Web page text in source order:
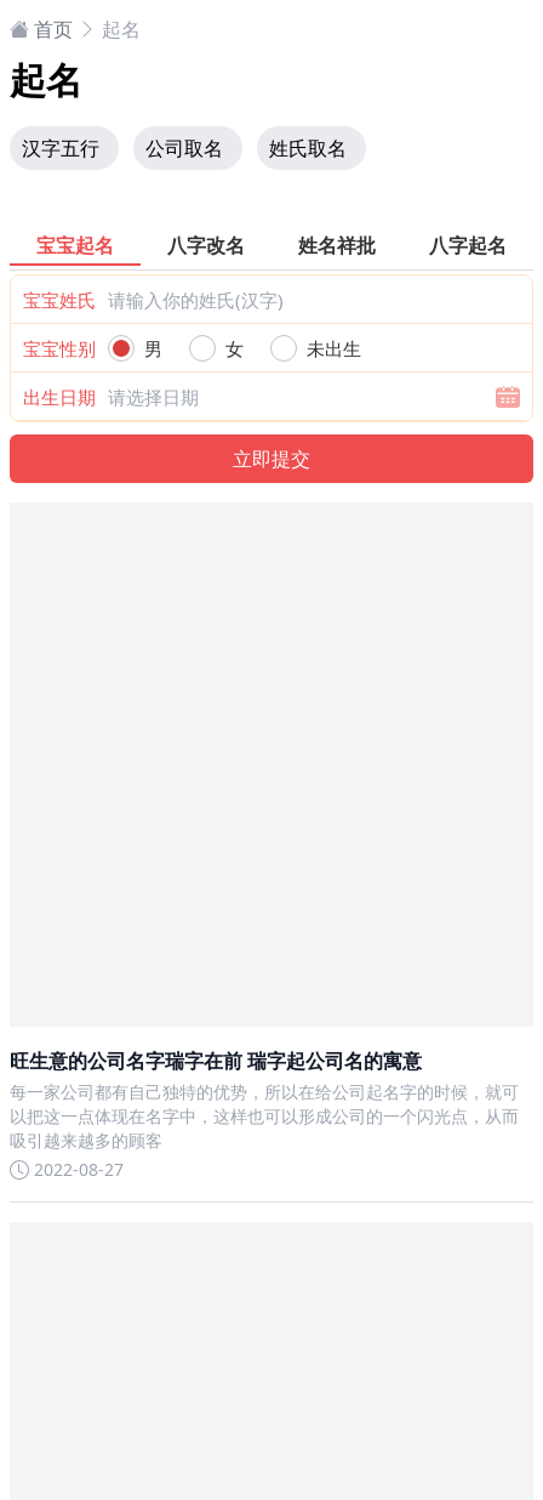
首页 起名
起名
汉字五行 公司取名 姓氏取名
宝宝起名 八字改名 姓名祥批 八字起名
宝宝姓氏
宝宝性别
男 女
未出生
出生日期
旺生意的公司名字瑞字在前 瑞字起公司名的寓意
每一家公司都有自己独特的优势，所以在给公司起名字的时候，就可
以把这一点体现在名字中，这样也可以形成公司的一个闪光点，从而
吸引越来越多的顾客
2022-08-27